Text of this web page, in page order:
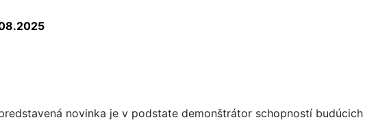
novinka je v podstate demonštrátor schopností budúcich